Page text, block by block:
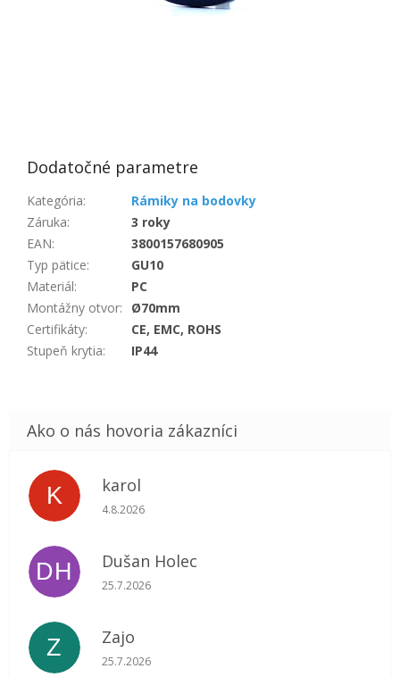
Dodatočné parametre
Kategória:
Rámiky na bodovky
Záruka:
3 roky
EAN:
3800157680905
Typ pätice:
GU10
Materiál:
PC
Montážny otvor:
Ø70mm
Certifikáty:
CE, EMC, ROHS
Stupeň krytia: IP44
K karol
Hodnotenie obchodu je 5 z 5 hviezdičiek.
4.8.2026
DH Dušan Holec
Hodnotenie obchodu je 5 z 5 hviezdičiek.
25.7.2026
Z Zajo
Hodnotenie obchodu je 5 z 5 hviezdičiek.
25.7.2026